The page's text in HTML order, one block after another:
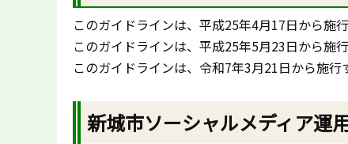
このガイドラインは、平成25年4月17日から施行
このガイドラインは、平成25年5月23日から施行
このガイドラインは、令和7年3月21日から施行
新城市ソーシャルメディア運